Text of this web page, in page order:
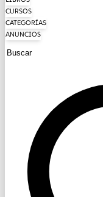
CURSOS
CATEGORÍAS
ANUNCIOS